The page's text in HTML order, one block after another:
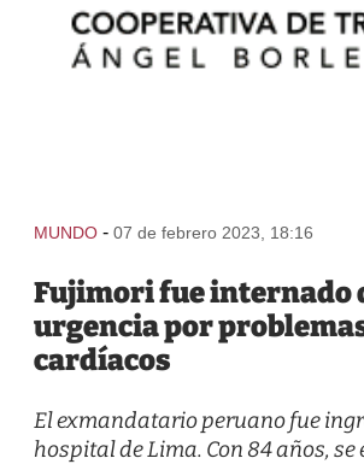
MUNDO - 07 de febrero 2023, 18:16
Fujimori fue internado
urgencia por
cardíacos
El exmandatario peruano fue
hospital de Lima. Con 84 años,